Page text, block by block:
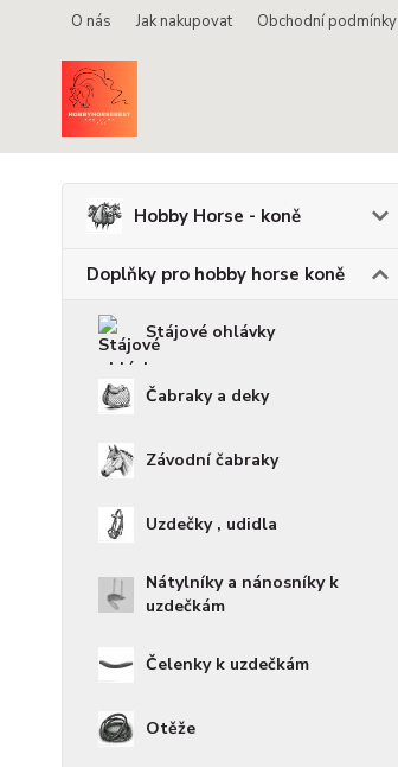
O nás Jak nakupovat Obchodní podmínky
Hobby Horse - koně
Doplňky pro hobby horse koně
Stájové ohlávky
Čabraky a deky
Závodní čabraky
Uzdečky , udidla
Nátylníky a nánosníky k
uzdečkám
Čelenky k uzdečkám
Otěže